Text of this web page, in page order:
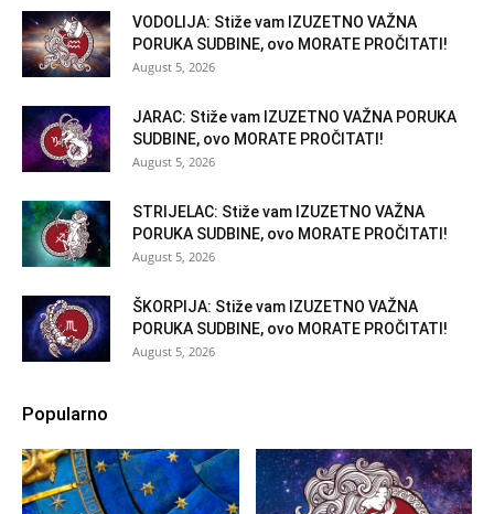
VODOLIJA: Stiže vam IZUZETNO VAŽNA
PORUKA SUDBINE, ovo MORATE PROČITATI!
August 5, 2026
JARAC: Stiže vam IZUZETNO VAŽNA PORUKA
SUDBINE, ovo MORATE PROČITATI!
August 5, 2026
STRIJELAC: Stiže vam IZUZETNO VAŽNA
PORUKA SUDBINE, ovo MORATE PROČITATI!
August 5, 2026
ŠKORPIJA: Stiže vam IZUZETNO VAŽNA
PORUKA SUDBINE, ovo MORATE PROČITATI!
August 5, 2026
Popularno